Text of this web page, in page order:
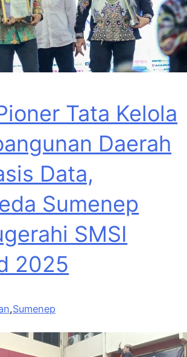
Tata Kelola
Daerah
Data,
Sumenep
SMSI
2025
,Sumenep